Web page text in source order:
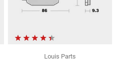
Louis Parts